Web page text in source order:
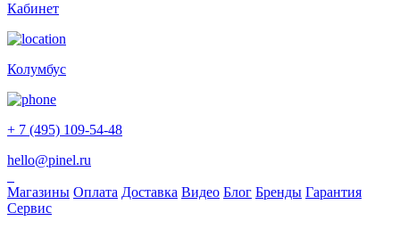
Кабинет
Колумбус
+ 7 (495) 109-54-48
hello@pinel.ru
Магазины Оплата Доставка Видео Блог Бренды Гарантия
Сервис